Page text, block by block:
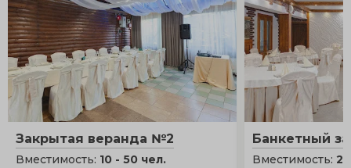
Закрытая веранда №2
Вместимость: 10 - 50 чел.
Банкетный
Вместимость: